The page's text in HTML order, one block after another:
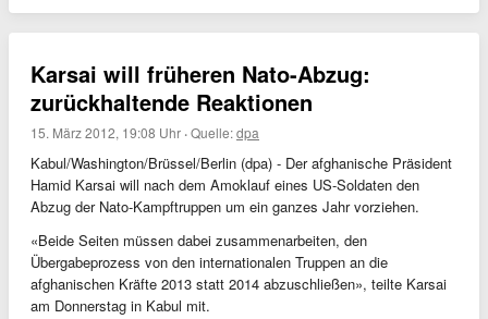
Karsai will früheren Nato-Abzug:
zurückhaltende Reaktionen
15. März 2012, 19:08 Uhr ·Quelle:dpa
Kabul/Washington/Brüssel/Berlin (dpa) - Der afghanische Präsident
Hamid Karsai will nach dem Amoklauf eines US-Soldaten den
Abzug der Nato-Kampftruppen um ein ganzes Jahr vorziehen.
«Beide Seiten müssen dabei zusammenarbeiten, den
Übergabeprozess von den internationalen Truppen an die
afghanischen Kräfte 2013 statt 2014 abzuschließen», teilte Karsai
am Donnerstag in Kabul mit.